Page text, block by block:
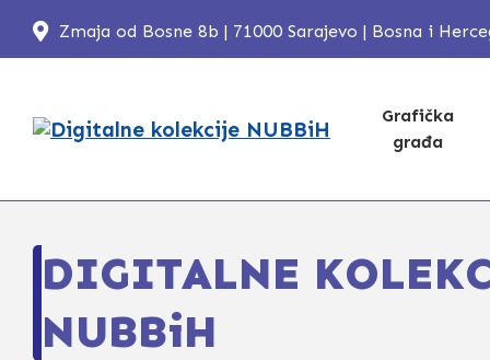
Zmaja od Bosne 8b | 71000 Sarajevo | Bosna i
Grafička
građa
DIGITALNE
NUBBiH